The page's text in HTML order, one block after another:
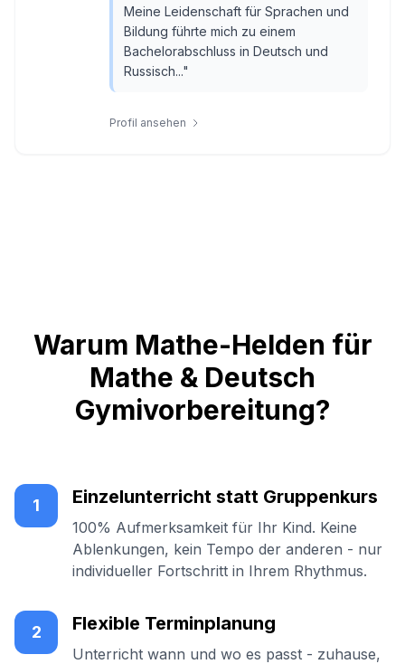
Meine Leidenschaft für Sprachen und
Bildung führte mich zu einem
Bachelorabschluss in Deutsch und
Russisch..."
Profil ansehen
Warum Mathe-Helden für
Mathe & Deutsch
Gymivorbereitung?
1 Einzelunterricht statt Gruppenkurs
100% Aufmerksamkeit für Ihr Kind. Keine
Ablenkungen, kein Tempo der anderen - nur
individueller Fortschritt in Ihrem Rhythmus.
2 Flexible Terminplanung
Unterricht wann und wo es passt - zuhause,